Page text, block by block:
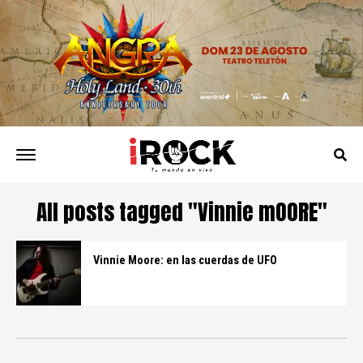
All posts tagged "Vinnie mOORE"
Vinnie Moore: en las cuerdas de UFO